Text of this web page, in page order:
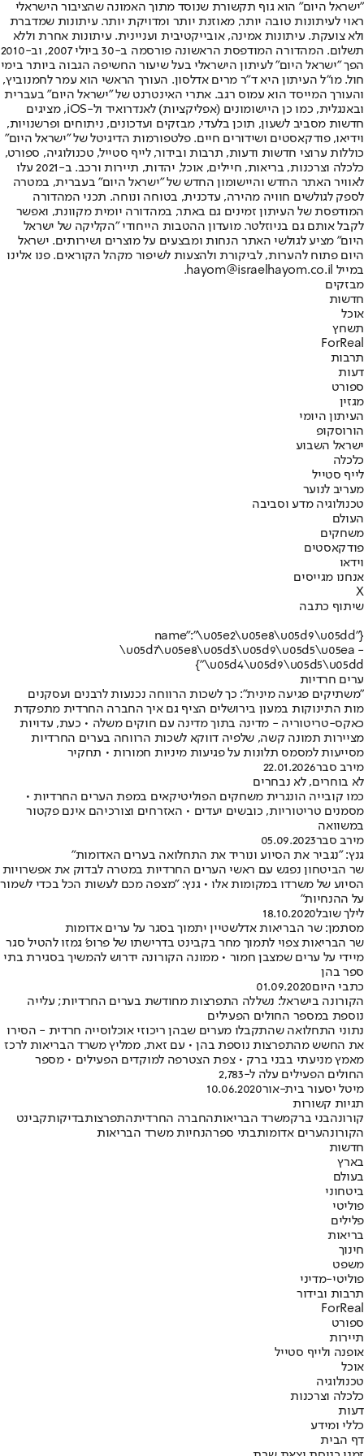
"ישראל היום" הוא גוף תקשורת שנוסד מתוך האמונה שהציבור הישראלי
ראוי לעיתונות טובה יותר, מאוזנת יותר ומדויקת יותר. עיתונות שמדברת
ולא צועקת. עיתונות אמינה, אובייקטיבית ועניינית. עיתונות אחרת וללא
תשלום. המהדורה המודפסת הראשונה פורסמה ב-30 ביולי 2007, וב-2010
הפך "ישראל היום" לעיתון הישראלי בעל שיעור החשיפה הגבוה ביותר בימי
חול. מו"ל העיתון היא ד"ר מרים אדלסון. העורך הראשי הוא עמר לחמנוביץ,
והעורך המייסד הוא עמוס רגב. אתרי האינטרנט של "ישראל היום" בעברית
ובאנגלית, כמו כן היישומונים (אפליקציות) לאנדרואיד ול-iOS, מציגים
חדשות מסביב לשעון, תוכן בלעדי, מבזקים ועדכונים, ניתוחים ופרשנויות,
וידיאו, פודקאסטים ושידורים חיים. פלטפורמות הדיגיטל של "ישראל היום"
כוללות ערוצי חדשות ודעות, תרבות ובידור, לייף סטייל, טכנולוגיה, ספורט,
כלכלה וצרכנות, בריאות, חיילים, אוכל, יהדות, תיירות ורכב. ב-2021 עלו
לאוויר האתר החדש והיישומון החדש של "ישראל היום" בעברית, במטרה
לספק לגולשים חוויה מהירה, עדכנית, בטוחה ונוחה. תכני המהדורה
המודפסת של העיתון זמינים גם באתר, במהדורה יומית מקוונת, ואפשר
לקבל אותם גם בניוזלטר. מועדון ההטבות הייחודי "הקליקה של ישראל
היום" מציע לגולשי האתר הנחות ומבצעים על מוצרים ושירותים. ישראל
היום פתוח להערות, לביקורת ולהצעות לשיפור מקהל הקוראים. פנו אלינו
במייל hayom@israelhayom.co.il.
מבזקים
חדשות
אוכל
תשחץ
ForReal
תרבות
דעות
ספורט
מגזין
העיתון היומי
הורוסקופ
ישראל השבוע
כלכלה
לייף סטייל
מעריב לנוער
טכנולוגיה מדע וסביבה
העולם
משחקים
פודקאסטים
וידאו
אנחנו מגייסים
X
שיתוף כתבה
{"name":"\u05e2\u05e8\u05d9\u05dd
\u05d7\u05e8\u05d3\u05d9\u05d5\u05ea -
\u05d4\u05d9\u05d5\u05dd"}
ערים חרדיות
"משתיקים פגיעה מינית": כך לשכות הרווחה נכנעות לרבנים ועסקנים
מות התינוקות במעון בירושלים הציף גם איך החברה החרדית מתפקדת
כאקס-טריטוריה - מדינה בתוך מדינה עם חוקים משלה • כעת, עדויות
מציירות תמונה קשה, שלפיה דווקא לשכות הרווחה בערים החרדיות
מסייעות למסמס תלונות על פגיעות מיניות חמורות • תחקיר
מירב סבר22.01.2026
לא בוחרים, לא נבחרים
כמו קובייה הונגרית משחקים הפוליטיקאים במפת הערים החרדיות •
מסמנים טריטוריות, כובשים יעדים • האזרחים וצורכיהם אינם פקטור
במשוואה
מירב סבר05.09.2023
גנץ: "נגביר את הסיוע ונוריד את התחלואה בערים האדומות"
שר הביטחון נפגש עם ראשי הערים החרדיות במטרה לבדוק את אפשרויות
הסיוע של משרדו במקומות אלו • גנץ: "מצפה מכם לעשות הכל בכדי לשמור
על ההנחיות"
לילך שובל18.10.2020
מסתמן: שר הבריאות אדלשטיין יתמוך בסגר על ערים אדומות
שר הבריאות צפוי לתמוך מחר בקבינט בדרישתו של פרופ' גמזו להטיל סגר
מיידי על ערים שמצבן חמור • ממונה הקורונה ידרוש להמשיך בסגירת בתי
ספר בהן
כתבי היום01.09.2020
הקורונה בישראל: נשללה התפרצות מחודשת בערים החרדיות; עלייה
נוספת במספר החולים הפעילים
נתוני התחלואה שהתקבלו מערים שבהן ריכוזי אוכלוסייה חרדית - הסירו
את החשש מהתפרצות נוספת בהן • עם זאת, ממליץ משרד הבריאות לרכז
מאמץ מניעתי בבני ברק • צפת הצטרפה למוקדים הפעילים • מספר
החולים הפעילים עלה ל-2,783
מיטל יסעור בית-אור10.06.2020
תגיות קשורות
קורונהבני ברקמשרד הבריאותהחברה החרדיתהתפרצותבדיקותקבינט
הקורונהערים אדומותבתי ספרהנחיות משרד הבריאות
חדשות
בארץ
בעולם
ביטחוני
פוליטי
פלילים
בריאות
חינוך
משפט
פוליטי-מדיני
תרבות ובידור
ForReal
ספורט
תיירות
אופנה ולייף סטייל
אוכל
טכנולוגיה
כלכלה וצרכנות
דעות
כללי ומידע
דף הבית